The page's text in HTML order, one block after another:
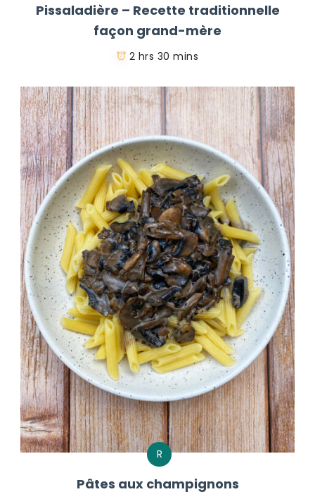
Pissaladière – Recette traditionnelle
façon grand-mère
2 hrs 30 mins
R
Pâtes aux champignons